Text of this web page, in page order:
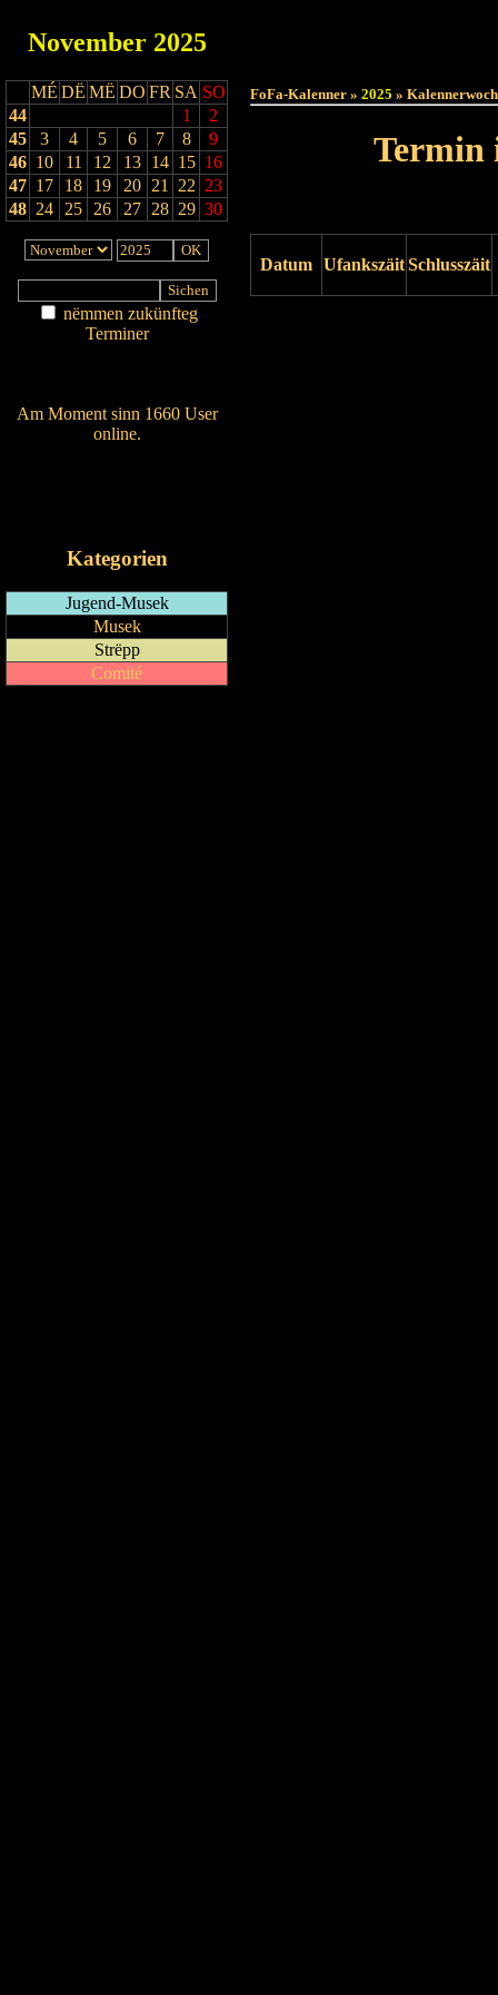
November 2025
MÉ DË MË DO FR SA SO
44
1
2
45
3 4 5 6 7 8
9
46 10 11 12 13 14 15 16
47 17 18 19 20 21 22 23
48 24 25 26 27 28 29 30
nëmmen zukünfteg
Terminer
Am Moment sinn 1660 User
online.
Kategorien
Jugend-Musek
Musek
Strëpp
Comité
FoFa-Kalenner » 2025 »
Termin
Datum UfankszäitSchlusszäit